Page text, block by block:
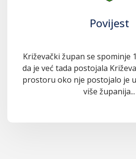
Povijest
Križevački župan se spominje
da je već tada postojala
prostoru oko nje postojalo je
više županija...